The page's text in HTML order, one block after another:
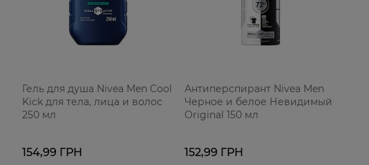
Гель для душа Nivea Men Cool
Kick для тела, лица и волос
250 мл
154,99 ГРН
Антиперспирант Nivea Men
Черное и белое Невидимый
Original 150 мл
152,99 ГРН